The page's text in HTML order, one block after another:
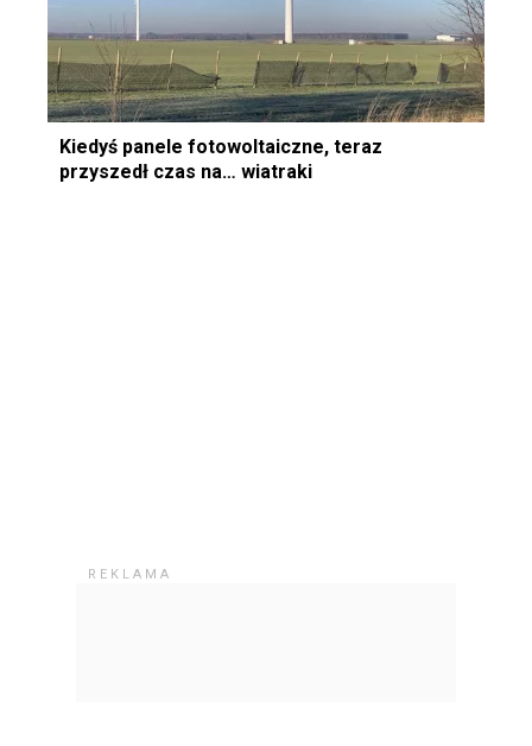
Kiedyś panele fotowoltaiczne, teraz
przyszedł czas na… wiatraki